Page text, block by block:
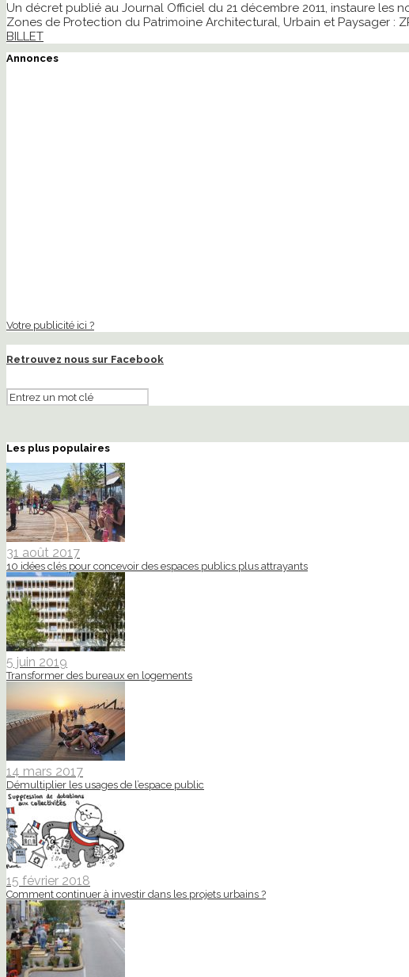
Un décret publié au Journal Officiel du 21 décembre 2011, instaure les
Zones de Protection du Patrimoine Architectural, Urbain et Paysager :
BILLET
Annonces
Votre publicité ici ?
Retrouvez nous sur Facebook
Les plus populaires
31 août 2017
10 idées clés pour concevoir des espaces publics plus attrayants
5 juin 2019
Transformer des bureaux en logements
14 mars 2017
Démultiplier les usages de l’espace public
15 février 2018
Comment continuer à investir dans les projets urbains ?